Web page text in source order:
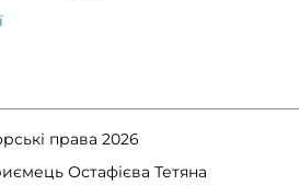
права 2026
Остафієва Тетяна